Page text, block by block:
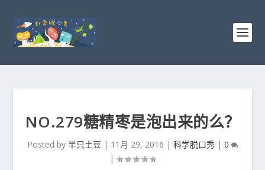
NO.279糖精枣是泡出来的么？
Posted by 半只土豆 | 11月 29, 2016 | 科学脱口秀| 0
|